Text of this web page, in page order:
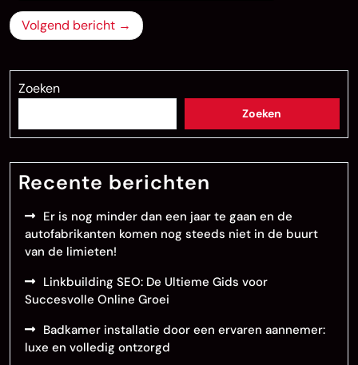
navigatie
Volgend bericht
Zoeken
Zoeken
Recente berichten
Er is nog minder dan een jaar te gaan en de
autofabrikanten komen nog steeds niet in de buurt
van de limieten!
Linkbuilding SEO: De Ultieme Gids voor
Succesvolle Online Groei
Badkamer installatie door een ervaren aannemer:
luxe en volledig ontzorgd